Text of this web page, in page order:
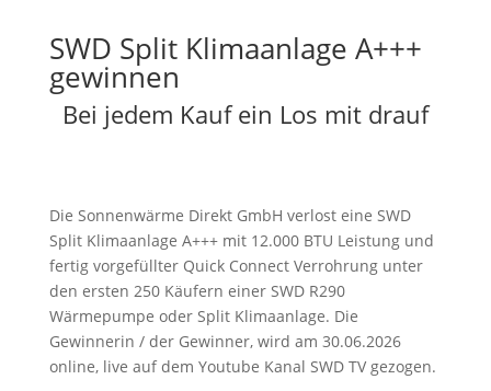
SWD Split Klimaanlage A+++
gewinnen
Bei jedem Kauf ein Los mit drauf
Die Sonnenwärme Direkt GmbH verlost eine SWD
Split Klimaanlage A+++ mit 12.000 BTU Leistung und
fertig vorgefüllter Quick Connect Verrohrung unter
den ersten 250 Käufern einer SWD R290
Wärmepumpe oder Split Klimaanlage. Die
Gewinnerin / der Gewinner, wird am 30.06.2026
online, live auf dem Youtube Kanal SWD TV gezogen.